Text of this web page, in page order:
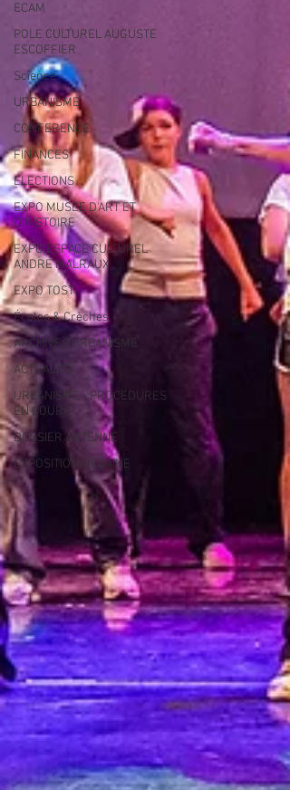
ECAM
POLE CULTUREL AUGUSTE
ESCOFFIER
Science
URBANISME
CONFERENCE
FINANCES
ELECTIONS
EXPO MUSEE D'ART ET
D'HISTOIRE
EXPO ESPACE CULTUREL
ANDRE MALRAUX
EXPO TOSTI
Écoles & Crèches
ARCHIVES URBANISME
ACTUALITÉ
URBANISME - PROCEDURES
EN COURS
DOSSIER ANTENNE
EXPOSITION URBAINE